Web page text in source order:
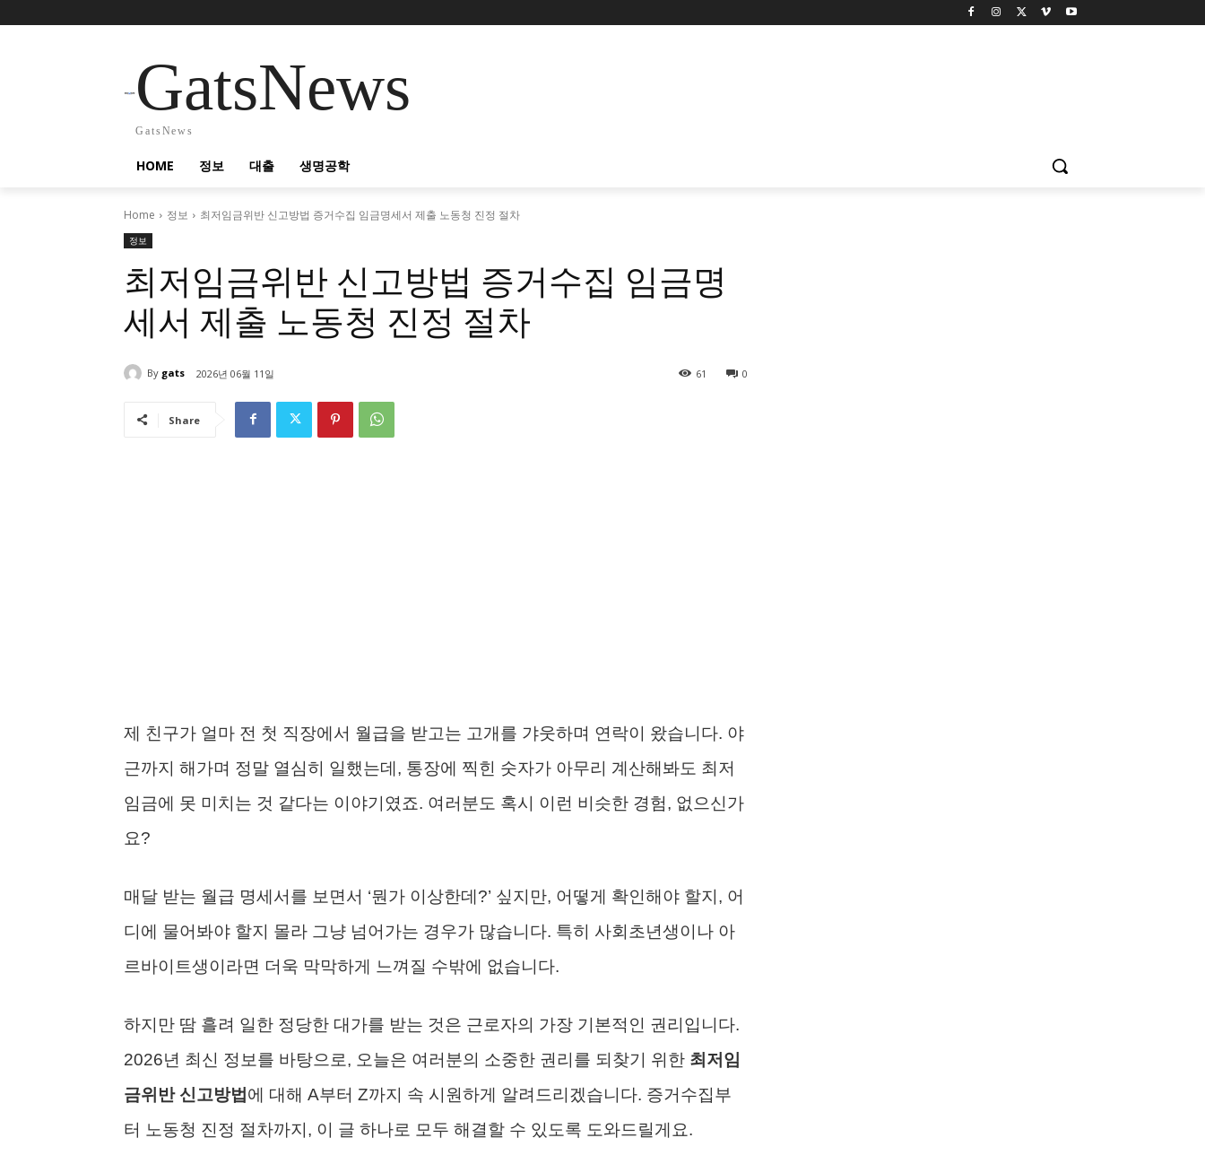
GatsNews
GatsNews
HOME 정보 대출 생명공학
Home 정보 최저임금위반 신고방법 증거수집 임금명세서 제출 노동청 진정 절차
정보
최저임금위반 신고방법 증거수집 임금명
세서 제출 노동청 진정 절차
By gats 2026년 06월 11일 0
61
Share
제 친구가 얼마 전 첫 직장에서 월급을 받고는 고개를 갸웃하며 연락이 왔습니다. 야
근까지 해가며 정말 열심히 일했는데, 통장에 찍힌 숫자가 아무리 계산해봐도 최저
임금에 못 미치는 것 같다는 이야기였죠. 여러분도 혹시 이런 비슷한 경험, 없으신가
요?
매달 받는 월급 명세서를 보면서 ‘뭔가 이상한데?’ 싶지만, 어떻게 확인해야 할지, 어
디에 물어봐야 할지 몰라 그냥 넘어가는 경우가 많습니다. 특히 사회초년생이나 아
르바이트생이라면 더욱 막막하게 느껴질 수밖에 없습니다.
하지만 땀 흘려 일한 정당한 대가를 받는 것은 근로자의 가장 기본적인 권리입니다.
2026년 최신 정보를 바탕으로, 오늘은 여러분의 소중한 권리를 되찾기 위한 최저임
금위반 신고방법 에 대해 A부터 Z까지 속 시원하게 알려드리겠습니다. 증거수집부
터 노동청 진정 절차까지, 이 글 하나로 모두 해결할 수 있도록 도와드릴게요.